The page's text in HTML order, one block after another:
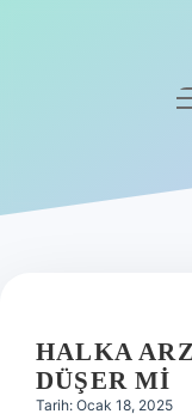
Hakkımızda
HALKA
DÜŞER MI
Tarih: Ocak 18, 2025